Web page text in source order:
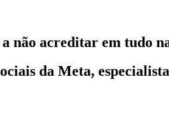
não acreditar em tudo
da Meta,